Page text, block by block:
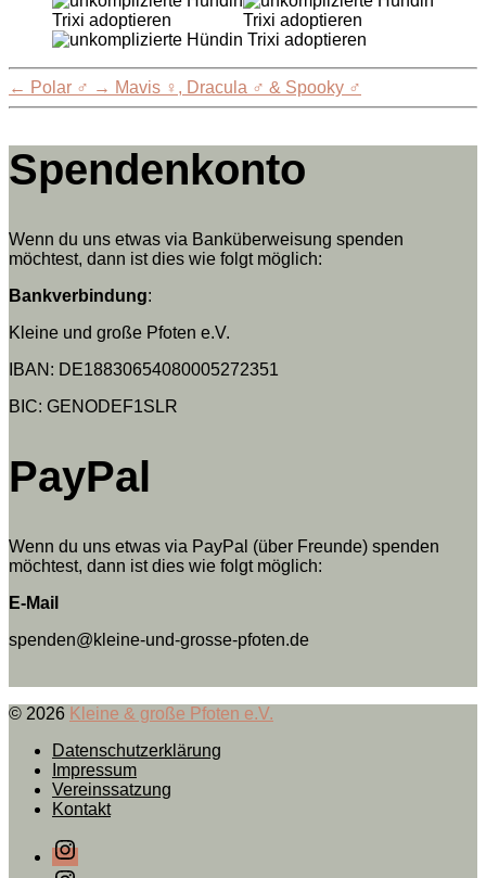
← Polar ♂ → Mavis ♀, Dracula ♂ & Spooky ♂
Spendenkonto
Wenn du uns etwas via Banküberweisung spenden
möchtest, dann ist dies wie folgt möglich:
Bankverbindung:
Kleine und große Pfoten e.V.
IBAN: DE18830654080005272351
BIC: GENODEF1SLR
PayPal
Wenn du uns etwas via PayPal (über Freunde) spenden
möchtest, dann ist dies wie folgt möglich:
E-Mail
spenden@kleine-und-grosse-pfoten.de
© 2026 Kleine & große Pfoten e.V.
Datenschutzerklärung
Impressum
Vereinssatzung
Kontakt
Instagram